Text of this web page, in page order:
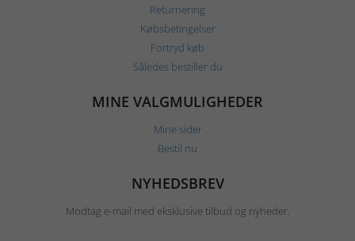
Returnering
Købsbetingelser
Fortryd køb
Således bestiller du
MINE VALGMULIGHEDER
Mine sider
Bestil nu
NYHEDSBREV
Modtag e-mail med eksklusive tilbud og nyheder.